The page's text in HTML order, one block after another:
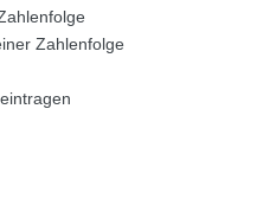
Zahlenfolge